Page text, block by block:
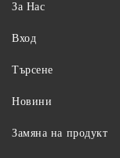
За Нас
Вход
Търсене
Новини
Замяна на продукт